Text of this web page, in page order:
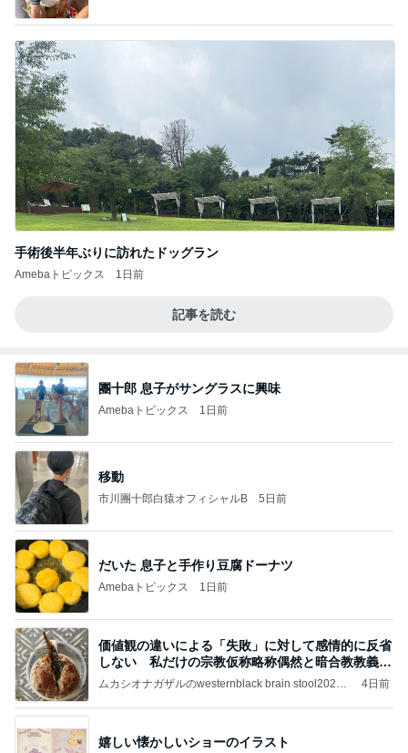
手術後半年ぶりに訪れたドッグラン
Amebaトピックス 1日前
記事を読む
團十郎 息子がサングラスに興味
Amebaトピックス 1日前
移動
市川團十郎白猿オフィシャルB 5日前
だいた 息子と手作り豆腐ドーナツ
Amebaトピックス 1日前
価値観の違いによる「失敗」に対して感情的に反省
しない 私だけの宗教仮称略称偶然と暗合教教義候
補
ムカシオナガザルのwesternblack brain stool2024
ガザル
4日前
嬉しい懐かしいショーのイラスト